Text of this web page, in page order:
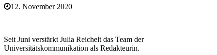
12. November 2020
Seit Juni verstärkt Julia Reichelt das Team der
Universitätskommunikation als Redakteurin.